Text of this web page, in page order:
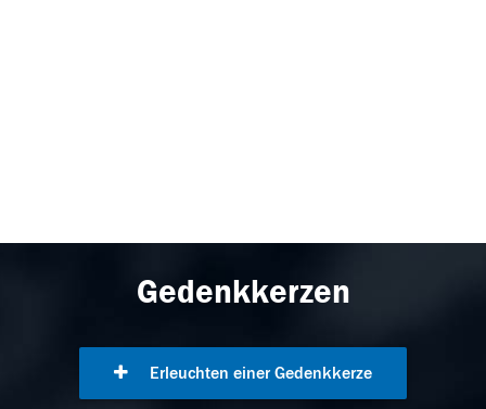
Gedenkkerzen
Erleuchten einer Gedenkkerze